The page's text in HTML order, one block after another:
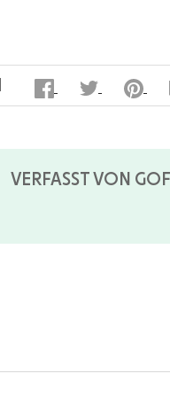
VERFASST VON